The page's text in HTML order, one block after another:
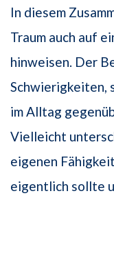
In diesem
Traum auch auf
hinweisen. Der
Schwierigkeiten,
im Alltag
Vielleicht
eigenen
eigentlich sollte